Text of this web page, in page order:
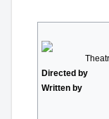
Directed by
Written by